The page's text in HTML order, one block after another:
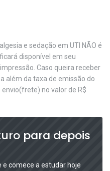
e sedação em UTI NÃO é
disponível em seu
Caso queira receber
além da taxa de emissão do
no valor de R$
para depois
comece a estudar hoje